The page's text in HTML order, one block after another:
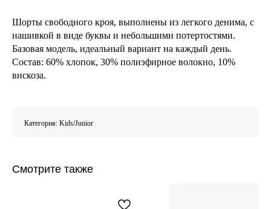
Шорты свободного кроя, выполнены из легкого денима, с
нашивкой в виде буквы и небольшими потертостями.
Базовая модель, идеальный вариант на каждый день.
Состав: 60% хлопок, 30% полиэфирное волокно, 10%
вискоза.
Категория: Kids/Junior
Смотрите также